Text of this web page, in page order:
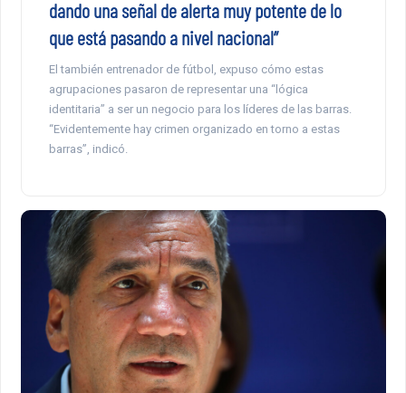
dando una señal de alerta muy potente de lo
que está pasando a nivel nacional”
El también entrenador de fútbol, expuso cómo estas
agrupaciones pasaron de representar una “lógica
identitaria” a ser un negocio para los líderes de las barras.
“Evidentemente hay crimen organizado en torno a estas
barras”, indicó.